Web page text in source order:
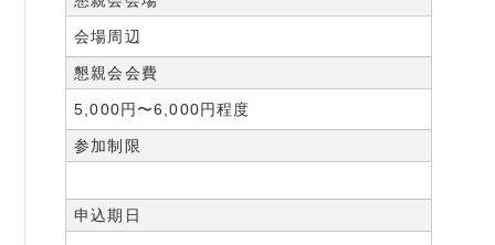
会場周辺
懇親会会費
5,000円〜6,000円程度
参加制限
申込期日